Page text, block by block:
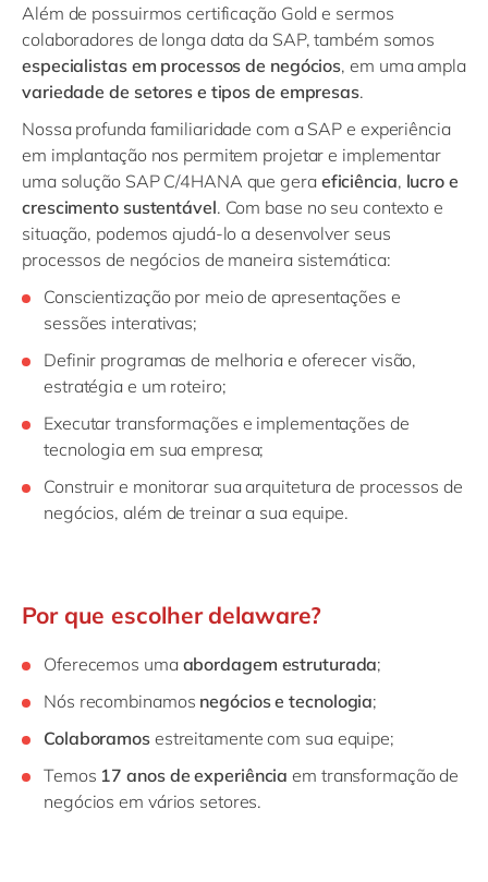
Além de possuirmos certificação Gold e sermos
colaboradores de longa data da SAP, também somos
especialistas em processos de negócios, em uma ampla
variedade de setores e tipos de empresas.
Nossa profunda familiaridade com a SAP e experiência
em implantação nos permitem projetar e implementar
uma solução SAP C/4HANA que gera eficiência, lucro e
crescimento sustentável. Com base no seu contexto e
situação, podemos ajudá-lo a desenvolver seus
processos de negócios de maneira sistemática:
Conscientização por meio de apresentações e
sessões interativas;
Definir programas de melhoria e oferecer visão,
estratégia e um roteiro;
Executar transformações e implementações de
tecnologia em sua empresa;
Construir e monitorar sua arquitetura de processos de
negócios, além de treinar a sua equipe.
Por que escolher delaware?
Oferecemos uma abordagem estruturada;
Nós recombinamos negócios e tecnologia;
Colaboramosestreitamente com sua equipe;
Temos 17 anos de experiência em transformação de
negócios em vários setores.